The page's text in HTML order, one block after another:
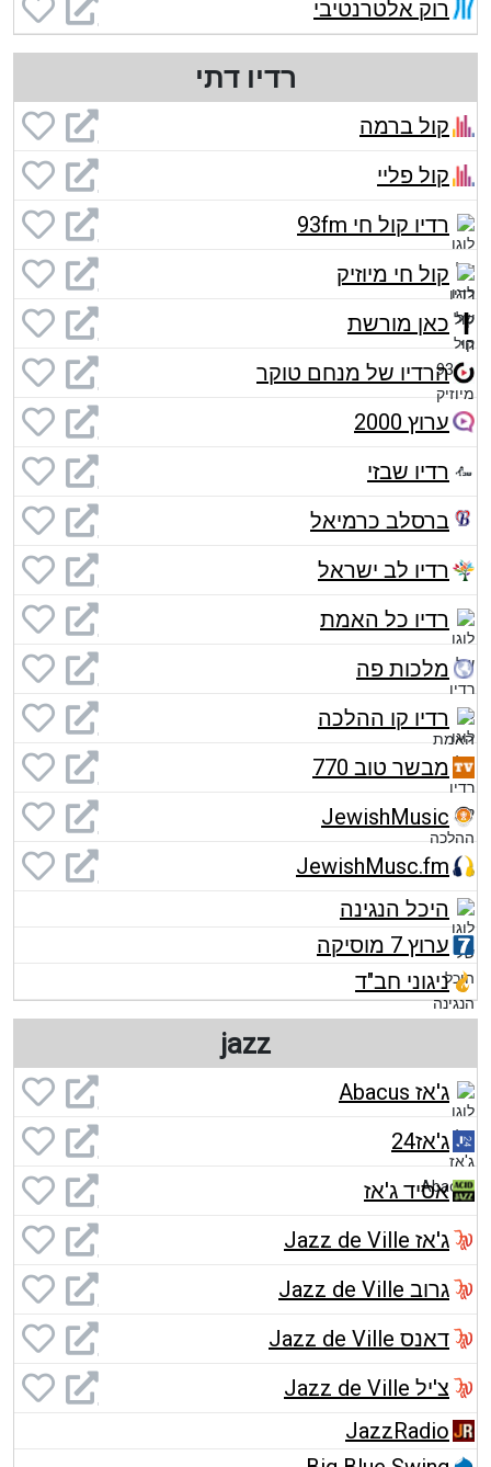
רוק אלטרנטיבי
רדיו דתי
קול ברמה
קול פליי
רדיו קול חי 93fm
קול חי מיוזיק
כאן מורשת
הרדיו של מנחם טוקר
ערוץ 2000
רדיו שבזי
ברסלב כרמיאל
רדיו לב ישראל
רדיו כל האמת
מלכות פה
רדיו קו ההלכה
מבשר טוב 770
JewishMusic
JewishMusc.fm
היכל הנגינה
ערוץ 7 מוסיקה
ניגוני חב"ד
jazz
ג'אז Abacus
ג'אז24
אסיד ג'אז
ג'אז Jazz de Ville
גרוב Jazz de Ville
דאנס Jazz de Ville
צ'יל Jazz de Ville
JazzRadio